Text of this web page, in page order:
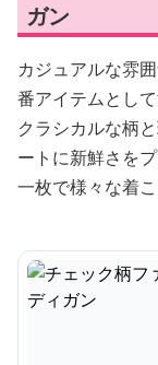
ガン
カジュアルな雰
番アイテムとして
クラシカルな柄
ートに新鮮さをプ
一枚で様々な着